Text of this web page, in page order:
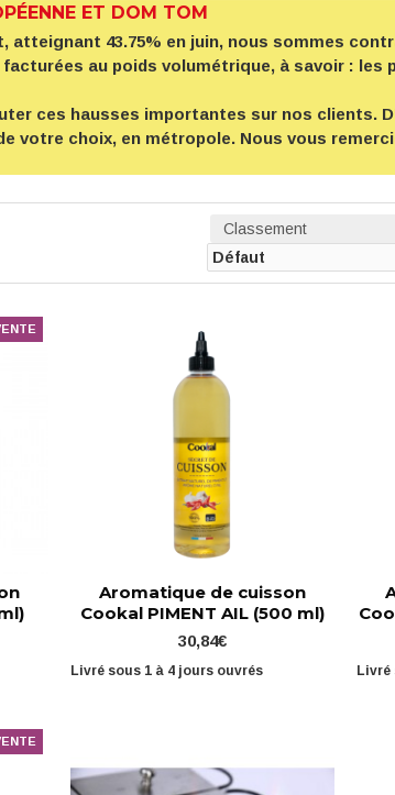
ET DOM TOM
atteignant 43.75% en juin, nous sommes
au poids volumétrique, à savoir : les
ces hausses importantes sur nos clients.
votre choix, en métropole. Nous vous
Classement
Aromatique de cuisson
Cookal PIMENT AIL (500 ml)
30,84€
Livré sous 1 à 4 jours ouvrés Livré